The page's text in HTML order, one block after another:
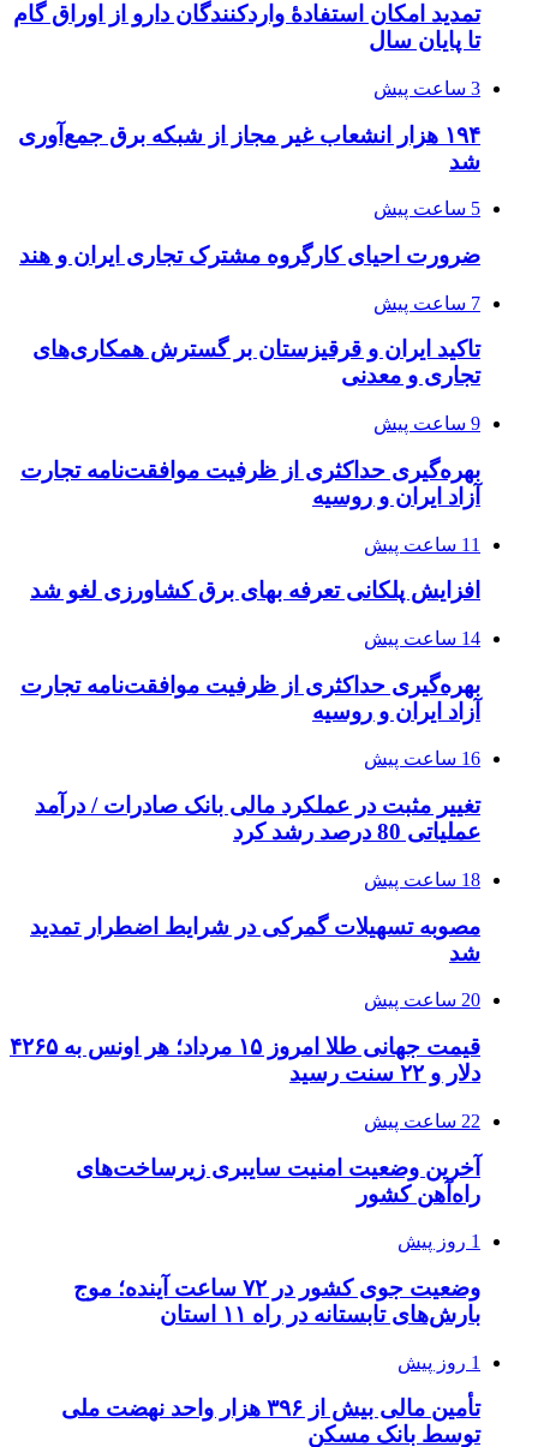
تمدید امکان استفادۀ واردکنندگان دارو از اوراق گام
تا پایان سال
3 ساعت پیش
۱۹۴ هزار انشعاب غیر مجاز از شبکه برق جمع‌آوری
شد
5 ساعت پیش
ضرورت احیای کارگروه مشترک تجاری ایران و هند
7 ساعت پیش
تاکید ایران و قرقیزستان بر گسترش همکاری‌های
تجاری و معدنی
9 ساعت پیش
بهره‌گیری حداکثری از ظرفیت موافقت‌نامه تجارت
آزاد ایران و روسیه
11 ساعت پیش
افزایش پلکانی تعرفه بهای برق کشاورزی لغو شد
14 ساعت پیش
بهره‌گیری حداکثری از ظرفیت موافقت‌نامه تجارت
آزاد ایران و روسیه
16 ساعت پیش
تغییر مثبت در عملکرد مالی بانک صادرات / درآمد
عملیاتی 80 درصد رشد کرد
18 ساعت پیش
مصوبه تسهیلات گمرکی در شرایط اضطرار تمدید
شد
20 ساعت پیش
قیمت جهانی طلا امروز ۱۵ مرداد؛ هر اونس به ۴۲۶۵
دلار و ۲۲ سنت رسید
22 ساعت پیش
آخرین وضعیت امنیت سایبری زیرساخت‌های
راه‌آهن کشور
1 روز پیش
وضعیت جوی کشور در ۷۲ ساعت آینده؛ موج
بارش‌های تابستانه در راه ۱۱ استان
1 روز پیش
تأمین مالی بیش از ۳۹۶ هزار واحد نهضت ملی
توسط بانک مسکن